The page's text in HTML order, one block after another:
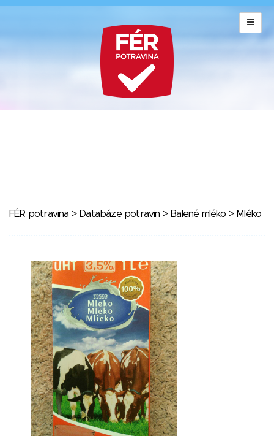
FÉR potravina > Databáze potravin > Balené mléko > Mléko